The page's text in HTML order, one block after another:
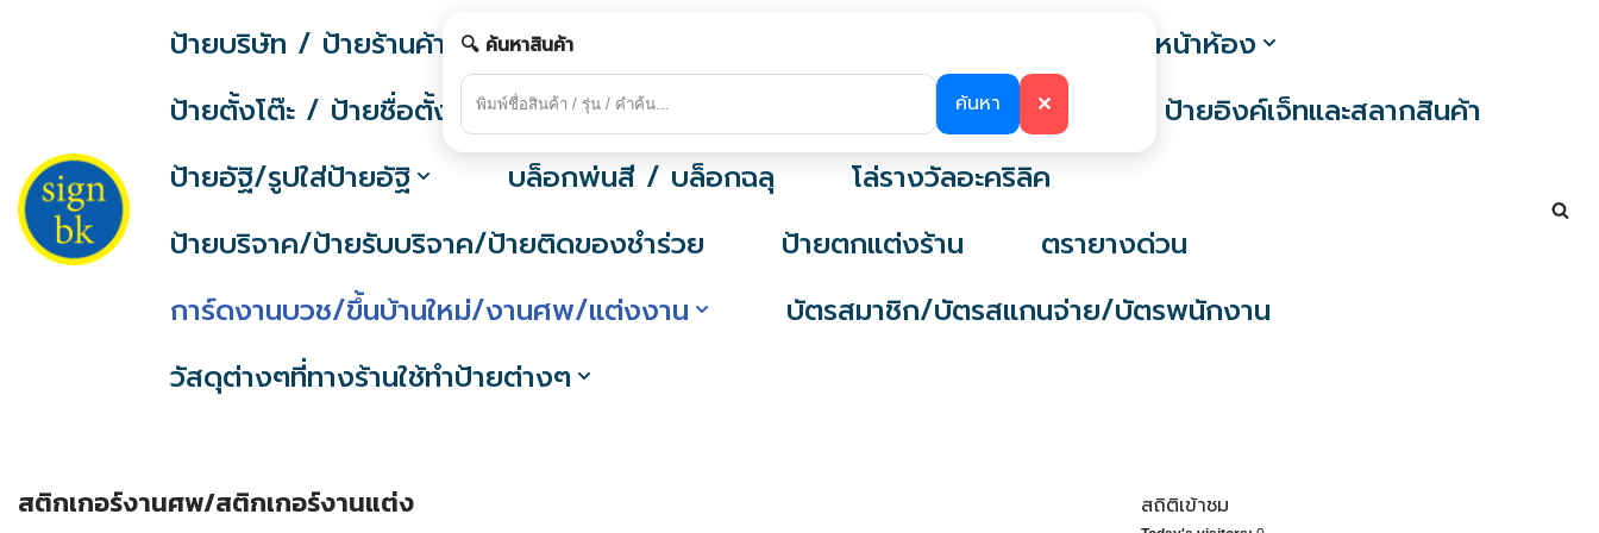
🔍 ค้นหาสินค้า
ค้นหา ✕
ป้ายบริษัท / ป้ายร้านค้า / ป้ายสำนักงาน
ป้ายบ้านเลขที่ / ป้ายติดผนัง / ป้ายหน้าห้อง
ป้ายตั้งโต๊ะ / ป้ายชื่อตั้งโต๊ะ
ป้ายคาถาบทสวด ป้ายชื่อติดหน้าอก
ป้ายอิงค์เจ็ทและสลากสินค้า
ป้ายอัฐิ/รูปใส่ป้ายอัฐิ
บล็อกพ่นสี / บล็อกฉลุ
โล่รางวัลอะคริลิค
ป้ายบริจาค/ป้ายรับบริจาค/ป้ายติดของชำร่วย
ป้ายตกแต่งร้าน
ตรายางด่วน
การ์ดงานบวช/ขึ้นบ้านใหม่/งานศพ/แต่งงาน
บัตรสมาชิก/บัตรสแกนจ่าย/บัตรพนักงาน
วัสดุต่างๆที่ทางร้านใช้ทำป้ายต่างๆ
สติกเกอร์งานศพ/สติกเกอร์งานแต่ง สถิติเข้าชม